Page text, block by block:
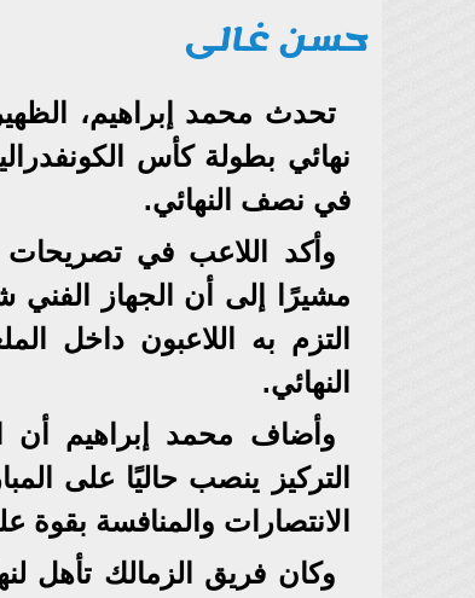
حسن غالى
تحدث محمد إبراهيم،
نهائي بطولة كأس
في نصف النهائي.
وأكد اللاعب في تصريحات
مشيرًا إلى أن الجهاز الفني
التزم به اللاعبون داخل
النهائي.
وأضاف محمد إبراهيم أن
التركيز ينصب حاليًا على
الانتصارات والمنافسة بقوة
وكان فريق الزمالك تأهل